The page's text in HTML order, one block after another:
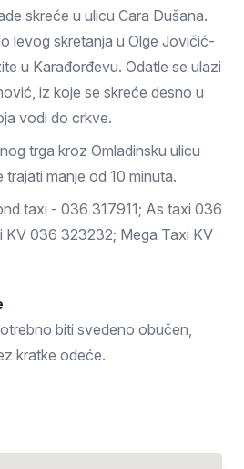
skreće u ulicu Cara Dušana.
levog skretanja u Olge Jovičić-
u Karađorđevu. Odatle se ulazi
iz koje se skreće desno u
vodi do crkve.
trga kroz Omladinsku ulicu
manje od 10 minuta.
taxi - 036 317911; As taxi 036
KV 036 323232; Mega Taxi KV
biti svedeno obučen,
kratke odeće.